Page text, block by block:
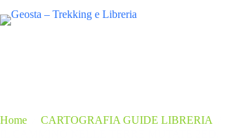
al
Home CARTOGRAFIA GUIDE LIBRERIA